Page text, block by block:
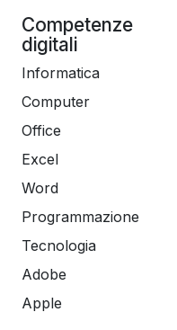
Competenze
digitali
Informatica
Computer
Office
Excel
Word
Programmazione
Tecnologia
Adobe
Apple